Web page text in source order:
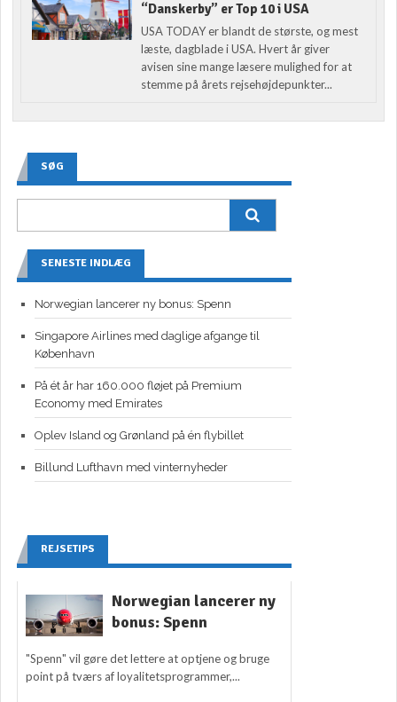
“Danskerby” er Top 10 i USA
USA TODAY er blandt de største, og mest
læste, dagblade i USA. Hvert år giver
avisen sine mange læsere mulighed for at
stemme på årets rejsehøjdepunkter...
SØG
SENESTE INDLÆG
Norwegian lancerer ny bonus: Spenn
Singapore Airlines med daglige afgange til
København
På ét år har 160.000 fløjet på Premium
Economy med Emirates
Oplev Island og Grønland på én flybillet
Billund Lufthavn med vinternyheder
REJSETIPS
Norwegian lancerer ny
bonus: Spenn
"Spenn" vil gøre det lettere at optjene og bruge
point på tværs af loyalitetsprogrammer,...